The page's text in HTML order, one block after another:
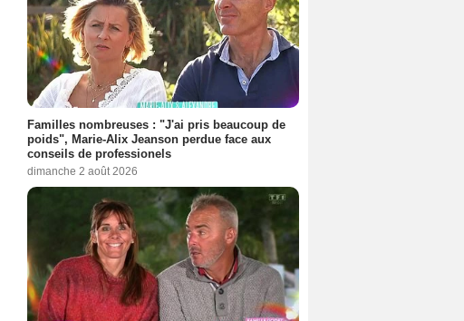
Familles nombreuses : "J'ai pris beaucoup de
poids", Marie-Alix Jeanson perdue face aux
conseils de professionels
dimanche 2 août 2026